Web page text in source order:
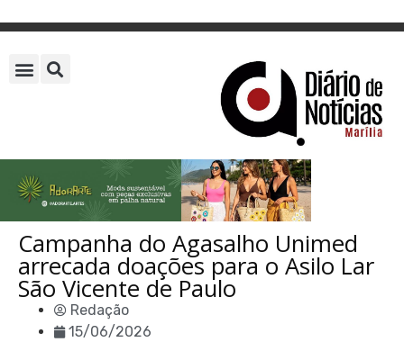
Campanha do Agasalho Unimed
arrecada doações para o Asilo Lar
São Vicente de Paulo
Redação
15/06/2026